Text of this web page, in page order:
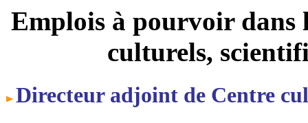
Emplois à pourvoir dans
culturels,
Directeur adjoint de Centre